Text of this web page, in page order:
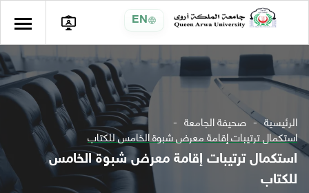
EN
الرئيسية صحيفة الجامعة
استكمال ترتيبات إقامة معرض شبوة الخامس للكتاب
استكمال ترتيبات إقامة معرض شبوة الخامس
للكتاب